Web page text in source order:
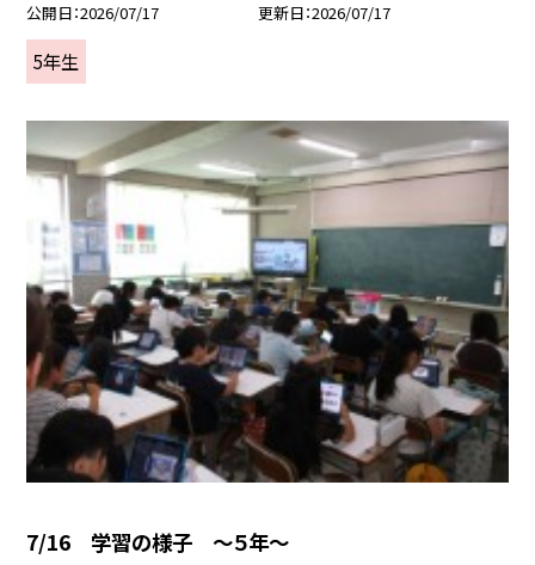
公開日 2026/07/17 更新日 2026/07/17
5年生
7/16 学習の様子 ～５年～